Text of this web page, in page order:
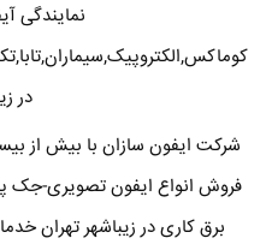
نمایندگی
در
شرکت ایفون سازان با بیش از
فروش انواع ایفون تصویری-جک
برق کاری در زیباشهر تهران